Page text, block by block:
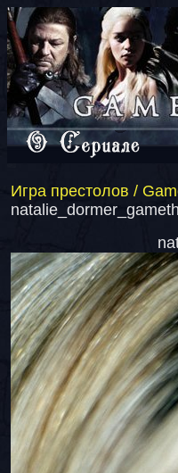
Игра престолов /